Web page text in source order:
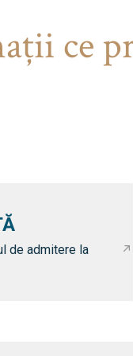
ce
de admitere la